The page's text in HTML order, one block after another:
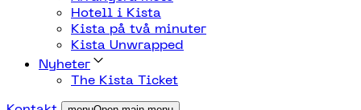
Hotell i Kista
Kista på två minuter
Kista Unwrapped
Nyheter
The Kista Ticket